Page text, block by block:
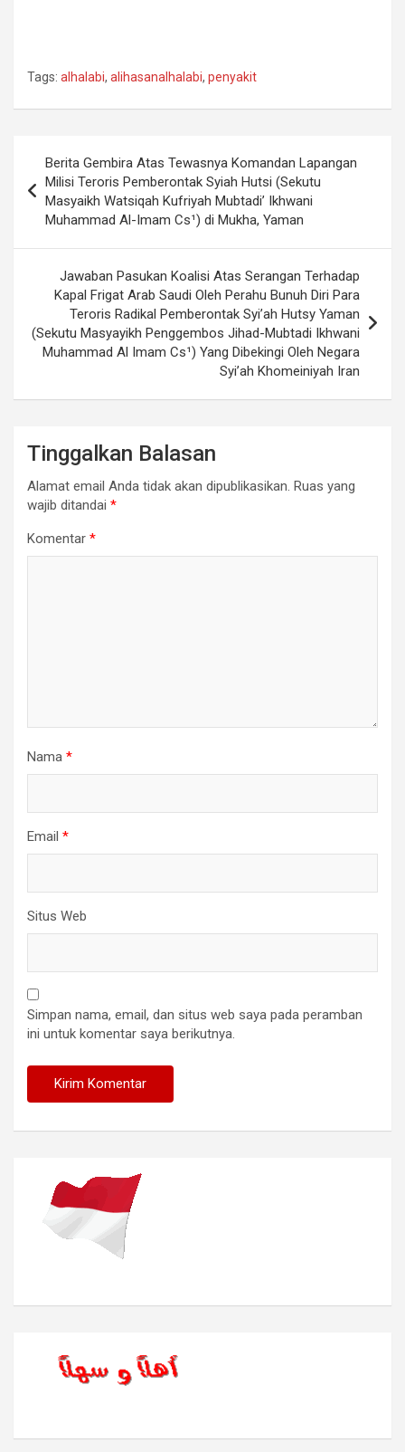
Tags: alhalabi, alihasanalhalabi, penyakit
pos
Berita Gembira Atas Tewasnya Komandan Lapangan
Milisi Teroris Pemberontak Syiah Hutsi (Sekutu
Masyaikh Watsiqah Kufriyah Mubtadi’ Ikhwani
Muhammad Al-Imam Cs¹) di Mukha, Yaman
Jawaban Pasukan Koalisi Atas Serangan Terhadap
Kapal Frigat Arab Saudi Oleh Perahu Bunuh Diri Para
Teroris Radikal Pemberontak Syi’ah Hutsy Yaman
(Sekutu Masyayikh Penggembos Jihad-Mubtadi Ikhwani
Muhammad Al Imam Cs¹) Yang Dibekingi Oleh Negara
Syi’ah Khomeiniyah Iran
Tinggalkan Balasan
Alamat email Anda tidak akan dipublikasikan. Ruas yang
wajib ditandai *
Komentar *
Nama *
Email *
Situs Web
Simpan nama, email, dan situs web saya pada peramban
ini untuk komentar saya berikutnya.